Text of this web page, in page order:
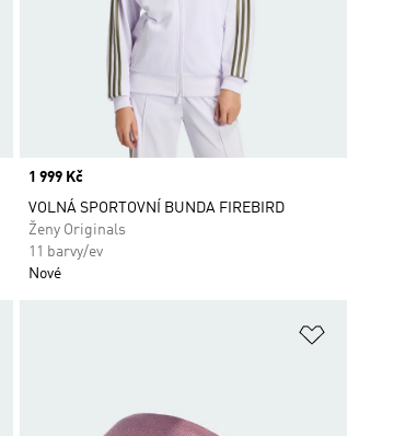
Price
1 999 Kč
VOLNÁ SPORTOVNÍ BUNDA FIREBIRD
Ženy Originals
11 barvy/ev
Nové